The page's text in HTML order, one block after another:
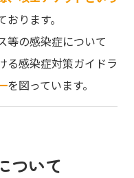
おります。
の感染症について
る感染症対策ガイドラ
を図っています。
ついて